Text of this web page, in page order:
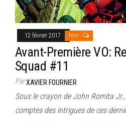
12 février 2017 Non
Avant-Première VO:
Squad #11
ParXAVIER FOURNIER
Sous le crayon de John Romita
comptes des intrigues de ces